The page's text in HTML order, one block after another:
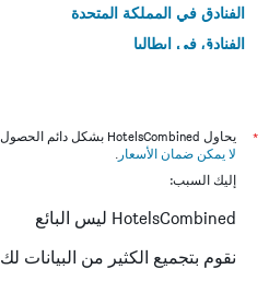
الفنادق في المملكة المتحدة
الفنادق في إيطاليا
*
يحاول HotelsCombined بشكل دائم الحصول على الأسعار الدقيقة، ولكن
لا يمكن ضمان الأسعار .
إليك السبب:
HotelsCombined ليس البائع
نقوم بتجميع الكثير من البيانات لك